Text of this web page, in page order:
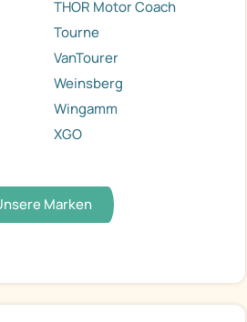
THOR Motor Coach
Tourne
VanTourer
Weinsberg
Wingamm
XGO
Marken